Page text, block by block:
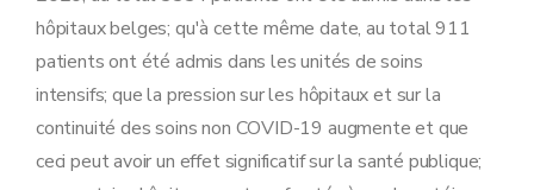
hôpitaux belges; qu'à cette même date, au total 911
patients ont été admis dans les unités de soins
intensifs; que la pression sur les hôpitaux et sur la
continuité des soins non COVID-19 augmente et que
ceci peut avoir un effet significatif sur la santé publique;